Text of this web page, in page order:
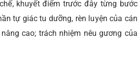
khuyết điểm trước đây từng bước
tự giác tu dưỡng, rèn luyện của cán
cao; trách nhiệm nêu gương của